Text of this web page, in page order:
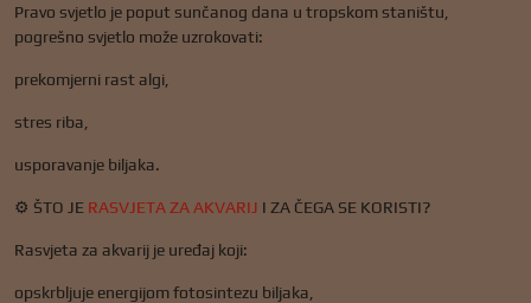
Pravo svjetlo je poput sunčanog dana u tropskom staništu,
pogrešno svjetlo može uzrokovati:
prekomjerni rast algi,
stres riba,
usporavanje biljaka.
⚙️ ŠTO JE RASVJETA ZA AKVARIJ I ZA ČEGA SE KORISTI?
Rasvjeta za akvarij je uređaj koji:
opskrbljuje energijom fotosintezu biljaka,